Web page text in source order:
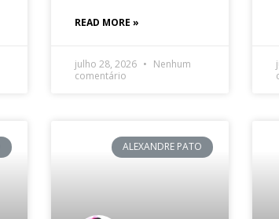
READ MORE »
julho 28, 2026
Nenhum
comentário
ALEXANDRE PATO